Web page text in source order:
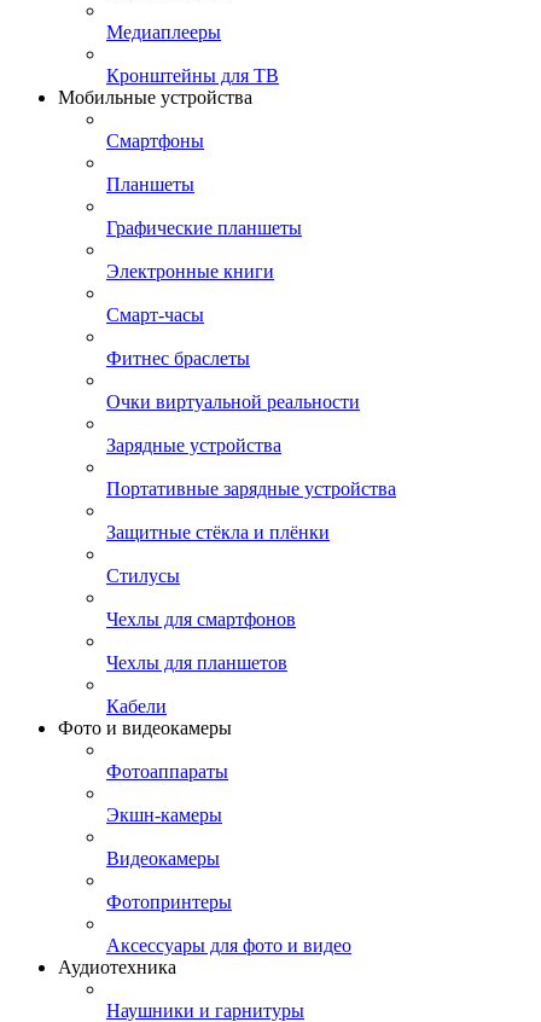
Медиаплееры
Кронштейны для ТВ
Мобильные устройства
Смартфоны
Планшеты
Графические планшеты
Электронные книги
Смарт-часы
Фитнес браслеты
Очки виртуальной реальности
Зарядные устройства
Портативные зарядные устройства
Защитные стёкла и плёнки
Стилусы
Чехлы для смартфонов
Чехлы для планшетов
Кабели
Фото и видеокамеры
Фотоаппараты
Экшн-камеры
Видеокамеры
Фотопринтеры
Аксессуары для фото и видео
Аудиотехника
Наушники и гарнитуры